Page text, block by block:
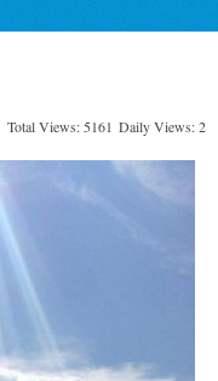
Total Views: 5161 Daily Views: 2